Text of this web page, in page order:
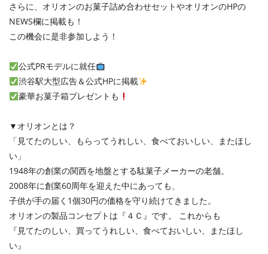
さらに、オリオンのお菓子詰め合わせセットやオリオンのHPの
NEWS欄に掲載も！
この機会に是非参加しよう！
公式PRモデルに就任
渋谷駅大型広告＆公式HPに掲載
豪華お菓子箱プレゼントも
▼オリオンとは？
「見てたのしい、もらってうれしい、食べておいしい、またほし
い」
1948年の創業の関西を地盤とする駄菓子メーカーの老舗。
2008年に創業60周年を迎えた中にあっても、
子供が手の届く1個30円の価格を守り続けてきました。
オリオンの製品コンセプトは『４Ｃ』です。 これからも
『見てたのしい、買ってうれしい、食べておいしい、またほし
い』